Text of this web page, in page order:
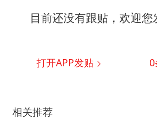
目前还没有跟贴，欢迎您
打开APP发贴 0
相关推荐